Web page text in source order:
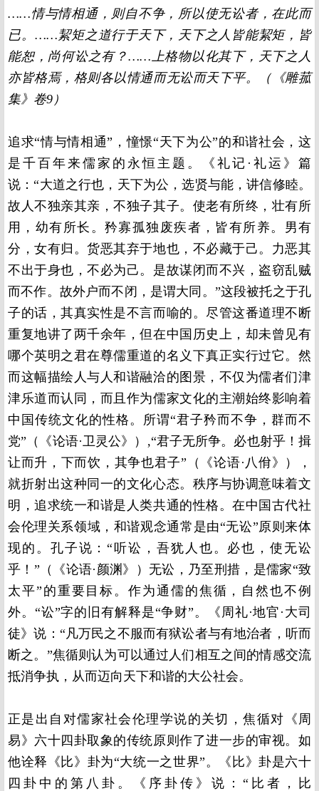
……情与情相通，则自不争，所以使无讼者，在此而
已。……絜矩之道行于天下，天下之人皆能絜矩，皆
能恕，尚何讼之有？……上格物以化其下，天下之人
亦皆格焉，格则各以情通而无讼而天下平。（《雕菰
集》卷9）
追求“情与情相通”，憧憬“天下为公”的和谐社会，这
是千百年来儒家的永恒主题。《礼记·礼运》篇
说：“大道之行也，天下为公，选贤与能，讲信修睦。
故人不独亲其亲，不独子其子。使老有所终，壮有所
用，幼有所长。矜寡孤独废疾者，皆有所养。男有
分，女有归。货恶其弃于地也，不必藏于己。力恶其
不出于身也，不必为己。是故谋闭而不兴，盗窃乱贼
而不作。故外户而不闭，是谓大同。”这段被托之于孔
子的话，其真实性是不言而喻的。尽管这番道理不断
重复地讲了两千余年，但在中国历史上，却未曾见有
哪个英明之君在尊儒重道的名义下真正实行过它。然
而这幅描绘人与人和谐融洽的图景，不仅为儒者们津
津乐道而认同，而且作为儒家文化的主潮始终影响着
中国传统文化的性格。所谓“君子矜而不争，群而不
党”（《论语·卫灵公》）,“君子无所争。必也射乎！揖
让而升，下而饮，其争也君子”（《论语·八佾》），
就折射出这种同一的文化心态。秩序与协调意味着文
明，追求统一和谐是人类共通的性格。在中国古代社
会伦理关系领域，和谐观念通常是由“无讼”原则来体
现的。孔子说：“听讼，吾犹人也。必也，使无讼
乎！”（《论语·颜渊》）无讼，乃至刑措，是儒家“致
太平”的重要目标。作为通儒的焦循，自然也不例
外。“讼”字的旧有解释是“争财”。《周礼·地官·大司
徒》说：“凡万民之不服而有狱讼者与有地治者，听而
断之。”焦循则认为可以通过人们相互之间的情感交流
抵消争执，从而迈向天下和谐的大公社会。
正是出自对儒家社会伦理学说的关切，焦循对《周
易》六十四卦取象的传统原则作了进一步的审视。如
他诠释《比》卦为“大统一之世界”。《比》卦是六十
四卦中的第八卦。《序卦传》说：“比者，比